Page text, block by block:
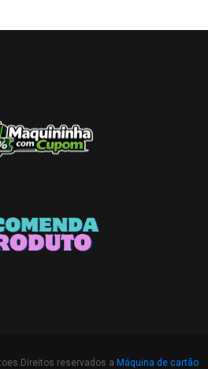
reservados a Máquina de cartão